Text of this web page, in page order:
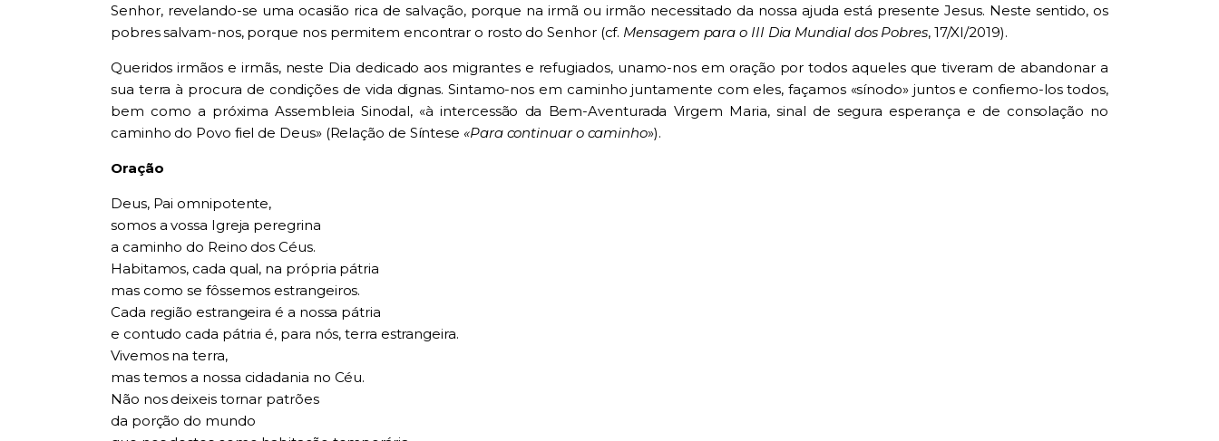
Senhor, revelando-se uma ocasião rica de salvação, porque na irmã ou irmão necessitado da nossa ajuda está presente Jesus. Neste sentido, os
pobres salvam-nos, porque nos permitem encontrar o rosto do Senhor (cf. Mensagem para o III Dia Mundial dos Pobres, 17/XI/2019).
Queridos irmãos e irmãs, neste Dia dedicado aos migrantes e refugiados, unamo-nos em oração por todos aqueles que tiveram de abandonar a
sua terra à procura de condições de vida dignas. Sintamo-nos em caminho juntamente com eles, façamos «sínodo» juntos e confiemo-los todos,
bem como a próxima Assembleia Sinodal, «à intercessão da Bem-Aventurada Virgem Maria, sinal de segura esperança e de consolação no
caminho do Povo fiel de Deus» (Relação de Síntese «Para continuar o caminho»).
Oração
Deus, Pai omnipotente,
somos a vossa Igreja peregrina
a caminho do Reino dos Céus.
Habitamos, cada qual, na própria pátria
mas como se fôssemos estrangeiros.
Cada região estrangeira é a nossa pátria
e contudo cada pátria é, para nós, terra estrangeira.
Vivemos na terra,
mas temos a nossa cidadania no Céu.
Não nos deixeis tornar patrões
da porção do mundo